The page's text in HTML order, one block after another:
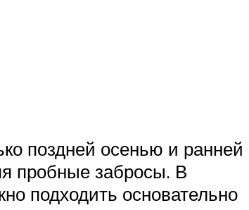
поздней осенью и ранней
пробные забросы. В
подходить основательно